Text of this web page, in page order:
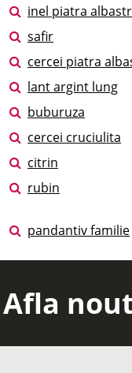
inel piatra
safir
cercei piatra
lant argint lung
buburuza
cercei cruciulita
citrin
rubin
pandantiv familie
Afla